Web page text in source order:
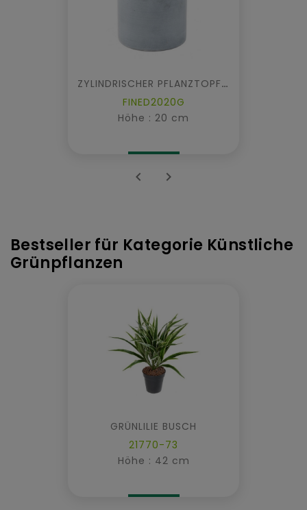
ZYLINDRISCHER PFLANZTOPF FIBER
FINED2020G
Höhe : 20 cm
 
Bestseller für Kategorie Künstliche
Grünpflanzen
GRÜNLILIE BUSCH
21770-73
Höhe : 42 cm